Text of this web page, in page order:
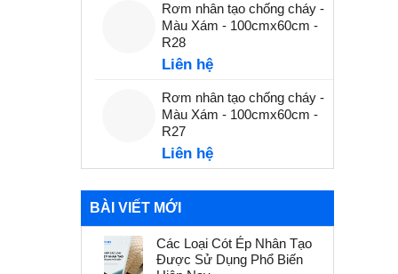
Rơm nhân tạo chống cháy -
Màu Xám - 100cmx60cm -
R28
Liên hệ
Rơm nhân tạo chống cháy -
Màu Xám - 100cmx60cm -
R27
Liên hệ
BÀI VIẾT MỚI
Các Loại Cót Ép Nhân Tạo
Được Sử Dụng Phổ Biến